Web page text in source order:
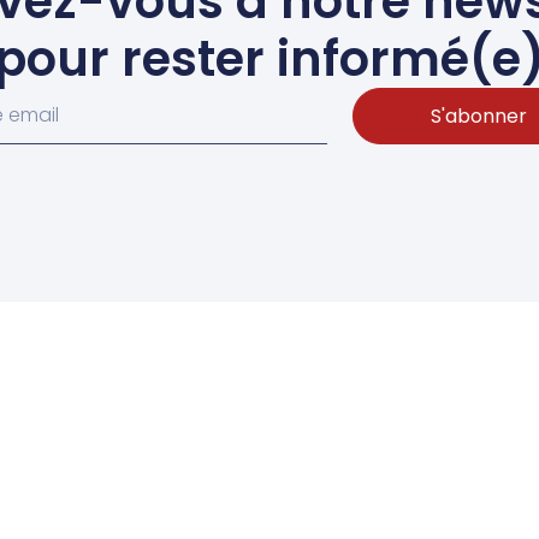
rester informé(e)
S'abonner